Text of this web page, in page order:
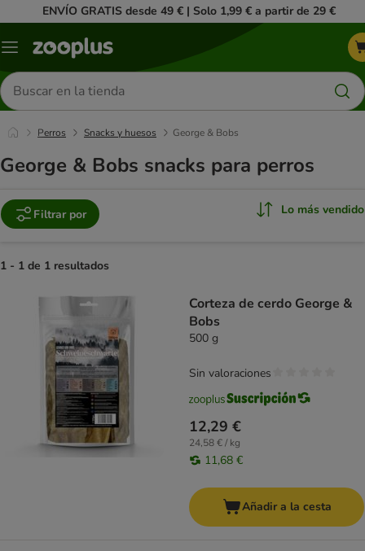
ENVÍO GRATIS desde 49 € | Solo 1,99 € a partir de 29 €
Menú
Buscar
productos
Perros Snacks y huesos George & Bobs
George & Bobs snacks para perros
Filtrar por Lo más vendido
1 - 1 de 1 resultados
Corteza de cerdo George &
Bobs
500 g
12,29 €
24,58 € / kg
11,68 €
Sin valoraciones
Añadir a la cesta